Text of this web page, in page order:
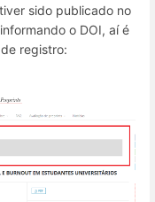
sido publicado no
o DOI, aí é
registro: